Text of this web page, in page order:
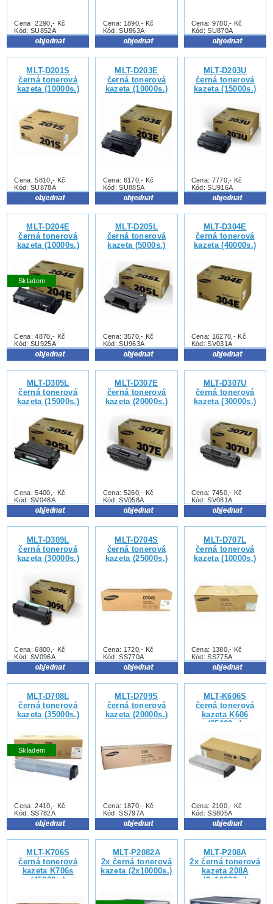
Cena: 2290,- Kč
Kód: SU852A
Cena: 1890,- Kč
Kód: SU863A
Cena: 9780,- Kč
Kód: SU870A
MLT-D201S
černá tonerová
kazeta (10000s.)
Cena: 5810,- Kč
Kód: SU878A
MLT-D203E
černá tonerová
kazeta (10000s.)
Cena: 6170,- Kč
Kód: SU885A
MLT-D203U
černá tonerová
kazeta (15000s.)
Cena: 7770,- Kč
Kód: SU916A
MLT-D204E
černá tonerová
kazeta (10000s.)
Skladem
Cena: 4870,- Kč
Kód: SU925A
MLT-D205L
černá tonerová
kazeta (5000s.)
Cena: 3570,- Kč
Kód: SU963A
MLT-D304E
černá tonerová
kazeta (40000s.)
Cena: 16270,- Kč
Kód: SV031A
MLT-D305L
černá tonerová
kazeta (15000s.)
Cena: 5400,- Kč
Kód: SV048A
MLT-D307E
černá tonerová
kazeta (20000s.)
Cena: 5260,- Kč
Kód: SV058A
MLT-D307U
černá tonerová
kazeta (30000s.)
Cena: 7450,- Kč
Kód: SV081A
MLT-D309L
černá tonerová
kazeta (30000s.)
Cena: 6800,- Kč
Kód: SV096A
MLT-D704S
černá tonerová
kazeta (25000s.)
Cena: 1720,- Kč
Kód: SS770A
MLT-D707L
černá tonerová
kazeta (10000s.)
Cena: 1380,- Kč
Kód: SS775A
MLT-D708L
černá tonerová
kazeta (35000s.)
Skladem
Cena: 2410,- Kč
Kód: SS782A
MLT-D709S
černá tonerová
kazeta (20000s.)
Cena: 1870,- Kč
Kód: SS797A
MLT-K606S
černá tonerová
kazeta K606
(35000s.)
Cena: 2100,- Kč
Kód: SS805A
MLT-K706S
černá tonerová
kazeta K706s
(45000s.)
MLT-P2082A
2x černá tonerová
kazeta (2x10000s.)
MLT-P208A
2x černá tonerová
kazeta 208A
(2x10000s.)